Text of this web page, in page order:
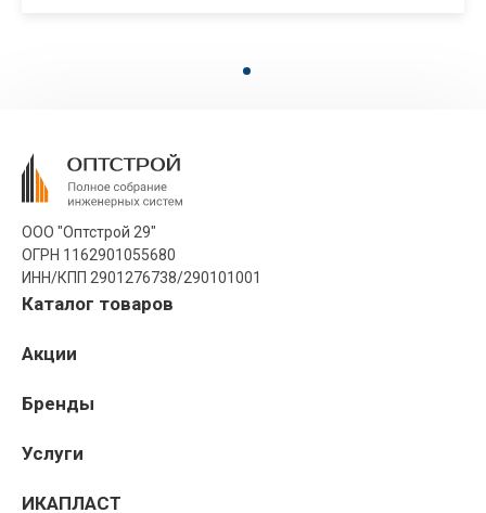
ООО "Оптстрой 29"
ОГРН 1162901055680
ИНН/КПП 2901276738/290101001
Каталог товаров
Акции
Бренды
Услуги
ИКАПЛАСТ